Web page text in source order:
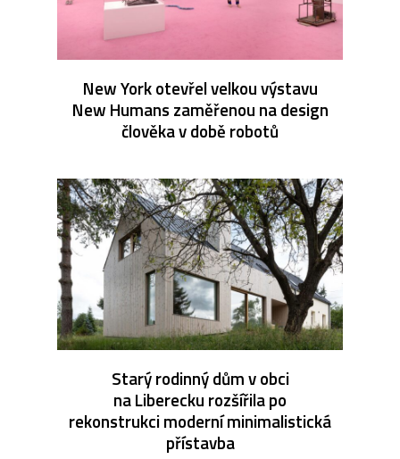
New York otevřel velkou výstavu
New Humans zaměřenou na design
člověka v době robotů
Starý rodinný dům v obci
na Liberecku rozšířila po
rekonstrukci moderní minimalistická
přístavba